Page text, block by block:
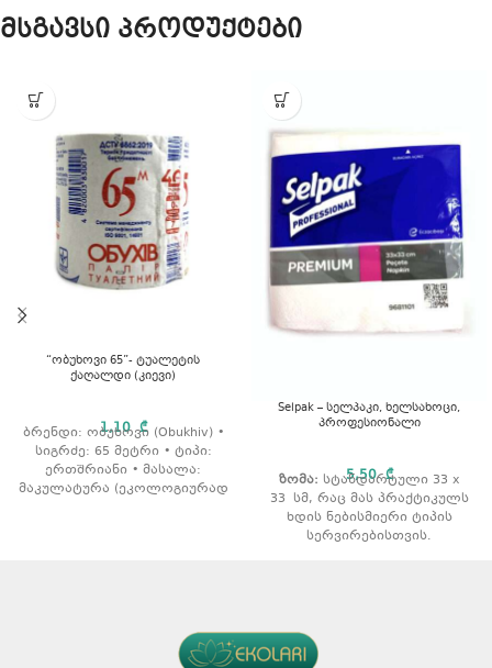
მსგავსი პროდუქტები
“ობუხოვი 65”- ტუალეტის
ქაღალდი (კიევი)
1,10₾
ბრენდი: ობუხოვი (Obukhiv) •
სიგრძე: 65 მეტრი • ტიპი:
ერთშრიანი • მასალა:
მაკულატურა (ეკოლოგიურად
Selpak – სელპაკი, ხელსახოცი,
პროფესიონალი
5,50₾
ზომა: სტანდარტული 33 x
33 სმ, რაც მას პრაქტიკულს
ხდის ნებისმიერი ტიპის
სერვირებისთვის.
განსაკუთრებულ სირბილესა
და გამძლეობას.